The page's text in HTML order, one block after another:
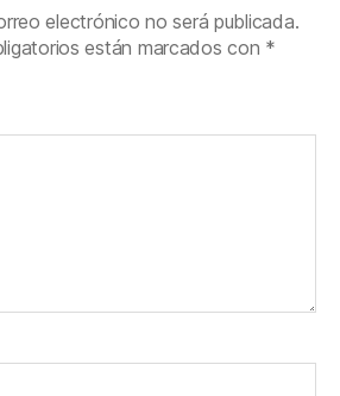
electrónico no será publicada.
están marcados con *